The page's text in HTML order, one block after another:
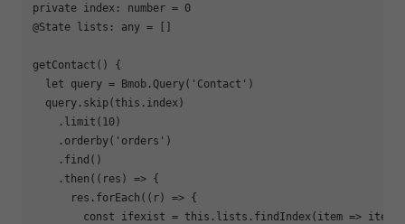
private index: number = 0
@State lists: any = []
getContact() {
  let query = Bmob.Query('Contact')
  query.skip(this.index)
    .limit(10)
    .orderby('orders')
    .find()
    .then((res) => {
      res.forEach((r) => {
const ifexist = this.lists.findIndex(item =>